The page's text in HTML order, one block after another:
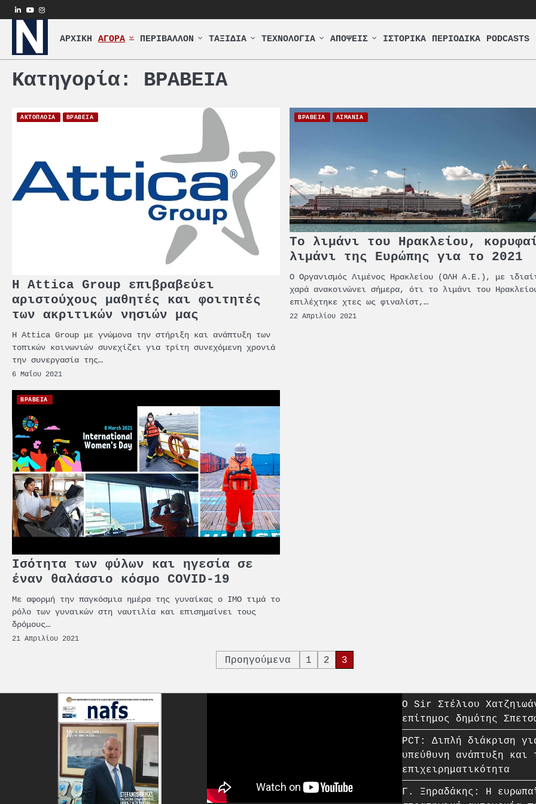
Skip
to
content
linkedin
youtube
instagram
ΑΡΧΙΚΗ ΑΓΟΡΑ ΠΕΡΙΒΑΛΛΟΝ ΤΑΞΙΔΙΑ ΤΕΧΝΟΛΟΓΙΑ ΑΠΟΨΕΙΣ ΙΣΤΟΡΙΚΑ ΠΕΡΙΟΔΙΚΑ PODCASTS
Κατηγορία: ΒΡΑΒΕΙΑ
ΑΚΤΟΠΛΟΙΑ ΒΡΑΒΕΙΑ
Η Attica Group επιβραβεύει
αριστούχους μαθητές και φοιτητές
των ακριτικών νησιών μας
Η Attica Group με γνώμονα την στήριξη και ανάπτυξη των
τοπικών κοινωνιών συνεχίζει για τρίτη συνεχόμενη χρονιά
την συνεργασία της…
6 Μαΐου 2021
ΒΡΑΒΕΙΑ ΛΙΜΑΝΙΑ
Το λιμάνι του Ηρακλείου,
λιμάνι της Ευρώπης για το 2021
Ο Οργανισμός Λιμένος Ηρακλείου (ΟΛΗ Α.Ε.), με
χαρά ανακοινώνει σήμερα, ότι το λιμάνι του
επιλέχτηκε χτες ως φιναλίστ,…
22 Απριλίου 2021
ΒΡΑΒΕΙΑ
Ισότητα των φύλων και ηγεσία σε
έναν θαλάσσιο κόσμο COVID-19
Με αφορμή την παγκόσμια ημέρα της γυναίκας ο ΙΜΟ τιμά το
ρόλο των γυναικών στη ναυτιλία και επισημαίνει τους
δρόμους…
21 Απριλίου 2021
Προηγούμενα 1 2 3
O Sir Στέλιου
επίτημος δημότης
PCT: Διπλή διάκριση
υπεύθυνη ανάπτυξη και
επιχειρηματικότητα
Γ. Ξηραδάκης: Η